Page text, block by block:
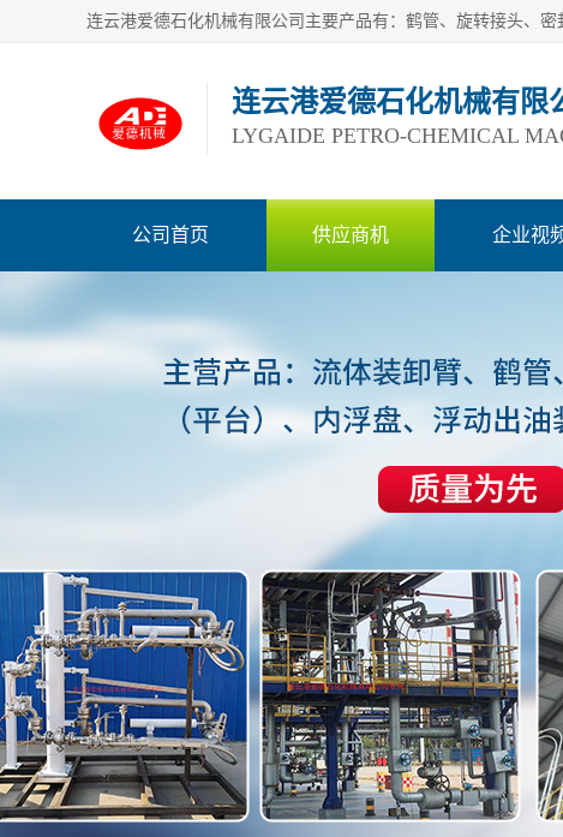
连云港爱德石化机械有限
LYGAIDE PETRO-CHEMICAL
公司首页 供应商机 企业视